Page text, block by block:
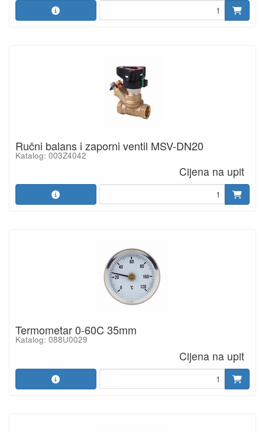
Ručni balans i zaporni ventil MSV-DN20
Katalog: 003Z4042
Cijena na upit
Termometar 0-60C 35mm
Katalog: 088U0029
Cijena na upit